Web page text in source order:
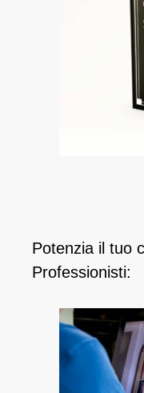
Potenzia il tuo
Professionisti: